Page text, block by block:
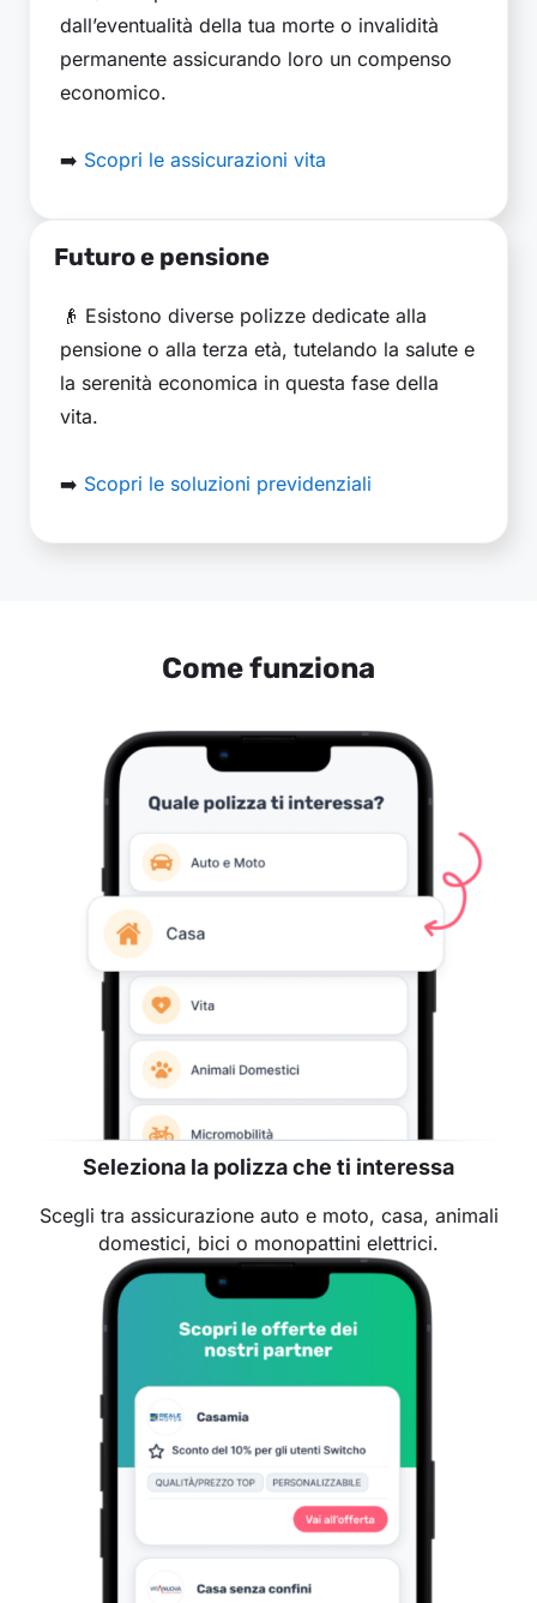
dall’eventualità della tua morte o invalidità
permanente assicurando loro un compenso
economico.
➡️ Scopri le assicurazioni vita
Futuro e pensione
👴 Esistono diverse polizze dedicate alla
pensione o alla terza età, tutelando la salute e
la serenità economica in questa fase della
vita.
➡️ Scopri le soluzioni previdenziali
Come funziona
Seleziona la polizza che ti interessa
Scegli tra assicurazione auto e moto, casa, animali
domestici, bici o monopattini elettrici.